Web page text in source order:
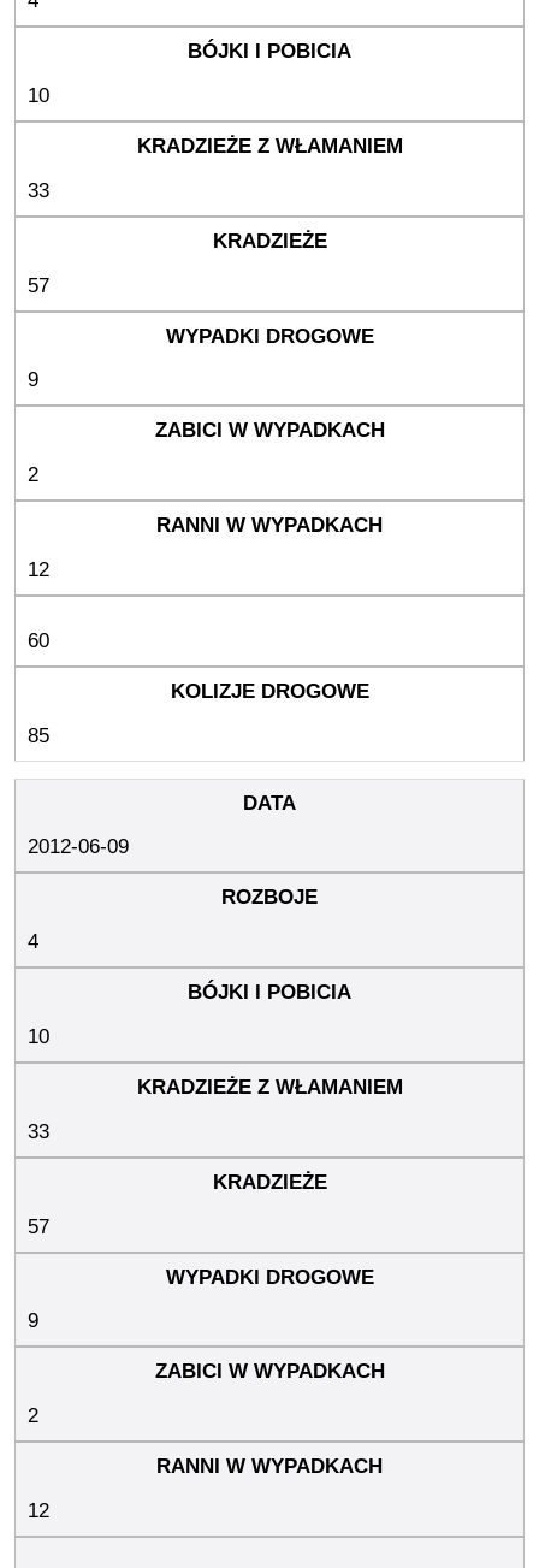
10
33
57
9
2
12
60
85
2012-06-09
4
10
33
57
9
2
12